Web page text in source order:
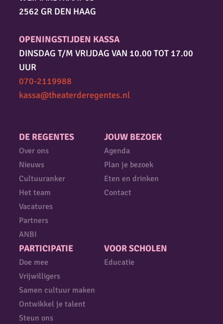
DE REGENTES
Over ons
Nieuws
Cultuuranker
Het team
Vacatures
Partners
ANBI
JOUW BEZOEK
Agenda
Plan je bezoek
Eten en drinken
Contact
PARTICIPATIE
Doe mee
Vrijwilligers
Samen cultuur maken
Ontwikkel je talent
Steun ons
VOOR SCHOLEN
Educatie
2562 GR DEN HAAG
OPENINGSTIJDEN KASSA
DINSDAG T/M VRIJDAG VAN 10.00 TOT 17.00
UUR
070-2119988
kassa@theaterderegentes.nl